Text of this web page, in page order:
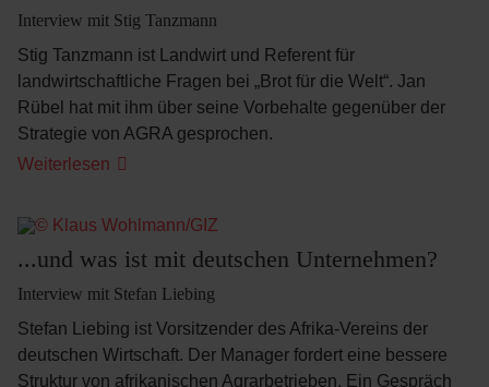
Interview mit Stig Tanzmann
Stig Tanzmann ist Landwirt und Referent für
landwirtschaftliche Fragen bei „Brot für die Welt“. Jan
Rübel hat mit ihm über seine Vorbehalte gegenüber der
Strategie von AGRA gesprochen.
Weiterlesen "Die
stößt
an
ihre
Grenzen"
...und was ist mit deutschen Unternehmen?
Interview mit Stefan Liebing
Stefan Liebing ist Vorsitzender des Afrika-Vereins der
deutschen Wirtschaft. Der Manager fordert eine bessere
Struktur von afrikanischen Agrarbetrieben. Ein Gespräch